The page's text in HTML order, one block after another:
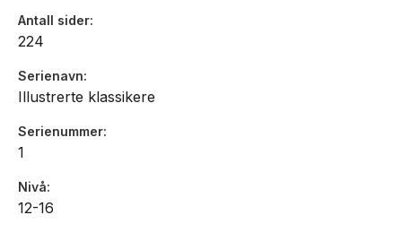
Antall sider
224
Serienavn
Illustrerte klassikere
Serienummer
1
Nivå
12-16